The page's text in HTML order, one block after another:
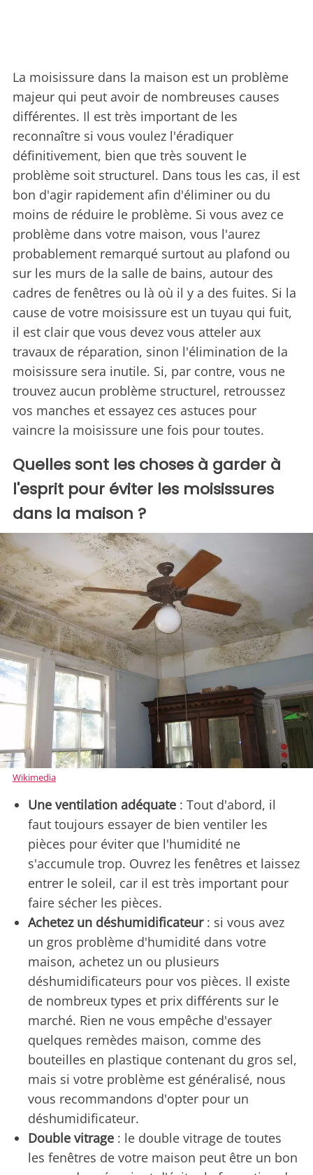
La moisissure dans la maison est un problème
majeur qui peut avoir de nombreuses causes
différentes. Il est très important de les
reconnaître si vous voulez l'éradiquer
définitivement, bien que très souvent le
problème soit structurel. Dans tous les cas, il est
bon d'agir rapidement afin d'éliminer ou du
moins de réduire le problème. Si vous avez ce
problème dans votre maison, vous l'aurez
probablement remarqué surtout au plafond ou
sur les murs de la salle de bains, autour des
cadres de fenêtres ou là où il y a des fuites. Si la
cause de votre moisissure est un tuyau qui fuit,
il est clair que vous devez vous atteler aux
travaux de réparation, sinon l'élimination de la
moisissure sera inutile. Si, par contre, vous ne
trouvez aucun problème structurel, retroussez
vos manches et essayez ces astuces pour
vaincre la moisissure une fois pour toutes.
Quelles sont les choses à garder à
l'esprit pour éviter les moisissures
dans la maison ?
Wikimedia
Une ventilation adéquate : Tout d'abord, il
faut toujours essayer de bien ventiler les
pièces pour éviter que l'humidité ne
s'accumule trop. Ouvrez les fenêtres et laissez
entrer le soleil, car il est très important pour
faire sécher les pièces.
Achetez un déshumidificateur: si vous avez
un gros problème d'humidité dans votre
maison, achetez un ou plusieurs
déshumidificateurs pour vos pièces. Il existe
de nombreux types et prix différents sur le
marché. Rien ne vous empêche d'essayer
quelques remèdes maison, comme des
bouteilles en plastique contenant du gros sel,
mais si votre problème est généralisé, nous
vous recommandons d'opter pour un
déshumidificateur.
Double vitrage : le double vitrage de toutes
les fenêtres de votre maison peut être un bon